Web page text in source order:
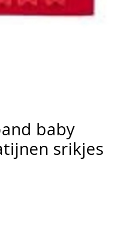
baby
srikjes
is